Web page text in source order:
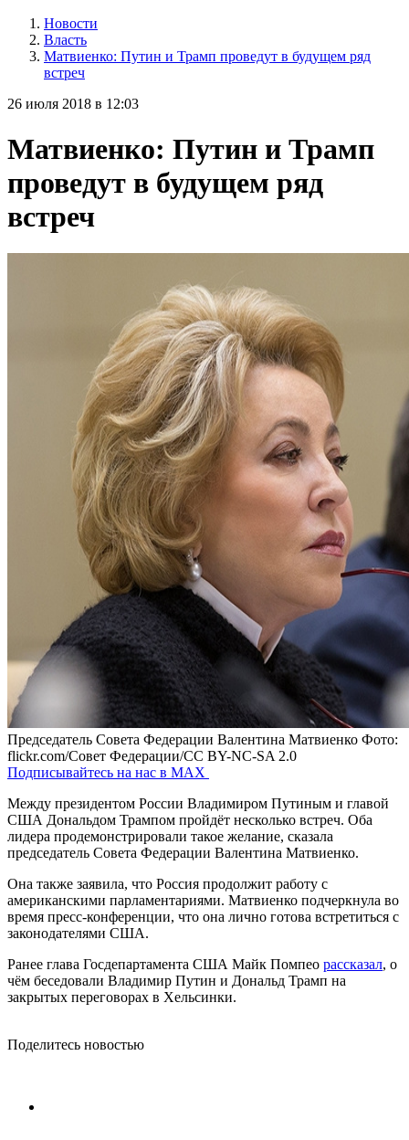
Новости
Власть
Матвиенко: Путин и Трамп проведут в будущем ряд
встреч
26 июля 2018 в 12:03
Матвиенко: Путин и Трамп
проведут в будущем ряд
встреч
Председатель Совета Федерации Валентина Матвиенко Фото:
flickr.com/Совет Федерации/CC BY-NC-SA 2.0
Подписывайтесь на нас в MAX
Между президентом России Владимиром Путиным и главой
США Дональдом Трампом пройдёт несколько встреч. Оба
лидера продемонстрировали такое желание, сказала
председатель Совета Федерации Валентина Матвиенко.
Она также заявила, что Россия продолжит работу с
американскими парламентариями. Матвиенко подчеркнула во
время пресс-конференции, что она лично готова встретиться с
законодателями США.
Ранее глава Госдепартамента США Майк Помпео рассказал, о
чём беседовали Владимир Путин и Дональд Трамп на
закрытых переговорах в Хельсинки.
Поделитесь новостью